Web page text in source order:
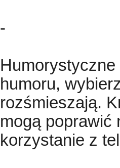
-
humoru,
rozśmieszają.
mogą poprawić
korzystanie z